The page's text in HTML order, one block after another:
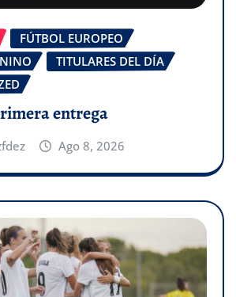
FÚTBOL EUROPEO
TITULARES DEL DÍA
entrega
Ago 8, 2026